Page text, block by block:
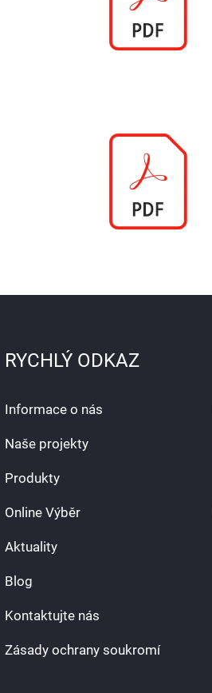
RYCHLÝ ODKAZ
Informace o nás
Naše projekty
Produkty
Online Výběr
Aktuality
Blog
Kontaktujte nás
Zásady ochrany soukromí